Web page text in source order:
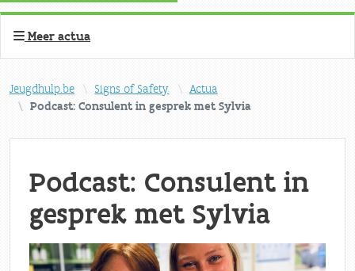
Meer actua
Jeugdhulp.be Signs of Safety
Actua
Podcast: Consulent in gesprek met Sylvia
Podcast: Consulent in
gesprek met Sylvia